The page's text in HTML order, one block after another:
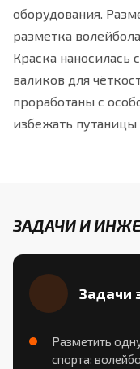
оборудования.
разметка
Краска наносилась
валиков для
проработаны с
избежать
ЗАДАЧИ И
Задачи
Разметить
спорта: